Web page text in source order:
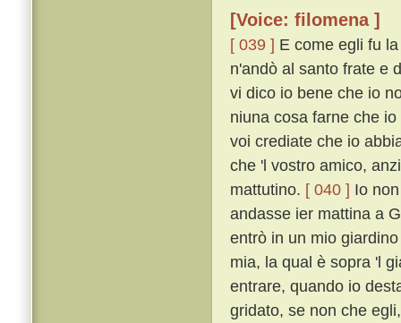
[Voice: filomena ]
[ 039 ] E come egli fu
n'andò al santo frate e
vi dico io bene che io
niuna cosa farne che
voi crediate che io
che 'l vostro amico,
mattutino. [ 040 ] Io
andasse ier mattina a
entrò in un mio
mia, la qual è sopra 'l
entrare, quando io
gridato, se non che